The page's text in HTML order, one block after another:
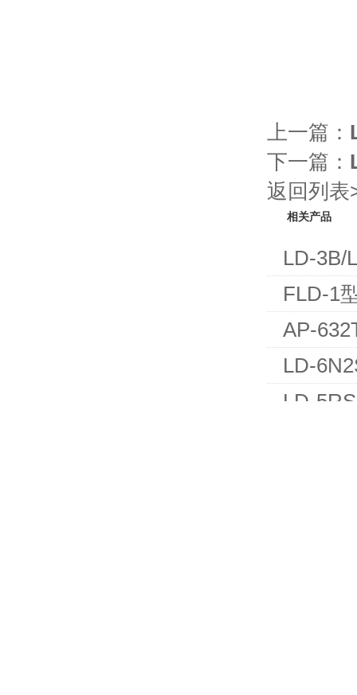
上一篇：
下一篇：
返回列表
相关产品
LD-3B/
FLD-1
AP-
LD-
LD-